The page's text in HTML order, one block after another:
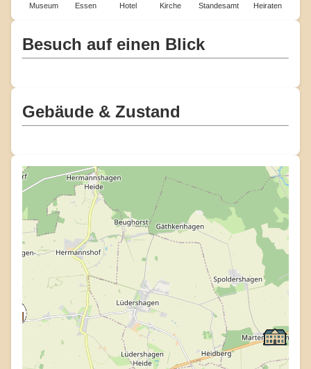
Museum Essen Hotel Kirche Standesamt Heiraten
Besuch auf einen Blick
Gebäude & Zustand